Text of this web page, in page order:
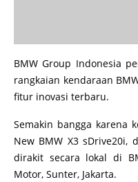
BMW Group Indonesia
rangkaian kendaraan
fitur inovasi terbaru.
Semakin bangga karena
New BMW X3 sDrive20i,
dirakit secara lokal di
Motor, Sunter, Jakarta.